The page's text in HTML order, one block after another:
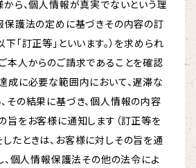
から、個人情報が真実でないという理
保護法の定めに基づきその内容の訂
「訂正等」といいます。）を求められ
本人からのご請求であることを確認
成に必要な範囲内において、遅滞な
その結果に基づき、個人情報の内容
旨をお客様に通知します（訂正等を
たときは、お客様に対しその旨を通
し、個人情報保護法その他の法令によ